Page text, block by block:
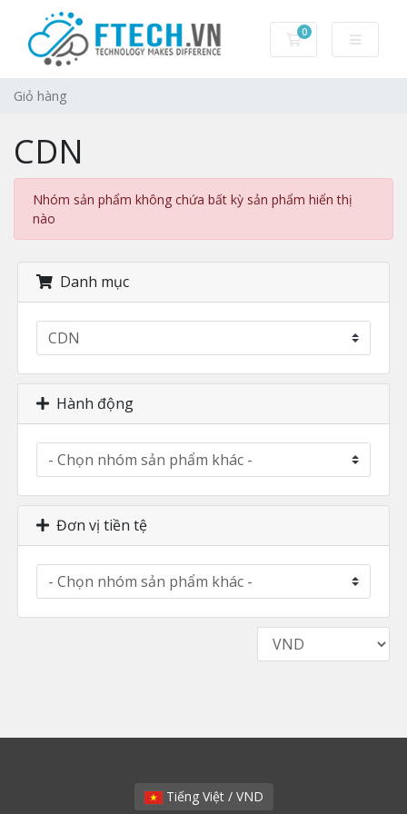
0
Giỏ hàng
Giỏ hàng
CDN
Nhóm sản phẩm không chứa bất kỳ sản phẩm hiển thị
nào
Danh mục
Hành động
Đơn vị tiền tệ
Tiếng Việt / VND